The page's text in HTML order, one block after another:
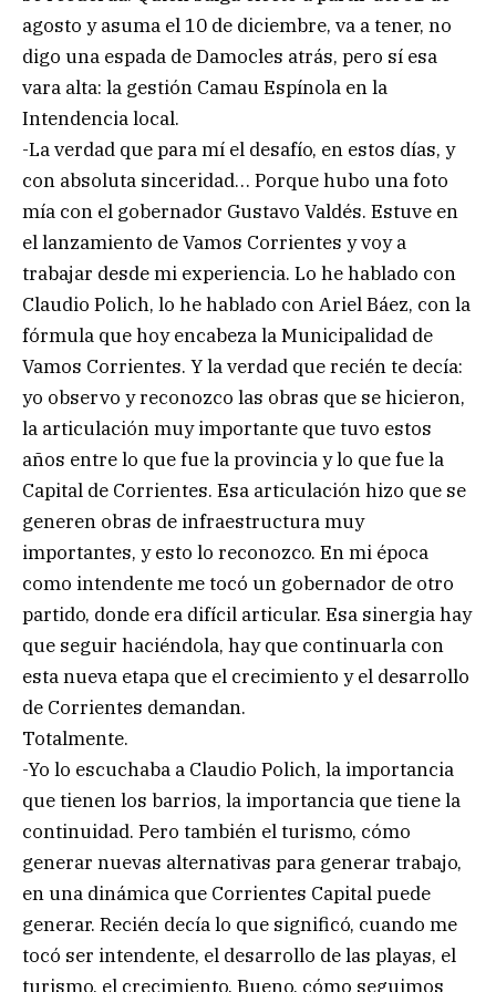
agosto y asuma el 10 de diciembre, va a tener, no
digo una espada de Damocles atrás, pero sí esa
vara alta: la gestión Camau Espínola en la
Intendencia local.
-La verdad que para mí el desafío, en estos días, y
con absoluta sinceridad… Porque hubo una foto
mía con el gobernador Gustavo Valdés. Estuve en
el lanzamiento de Vamos Corrientes y voy a
trabajar desde mi experiencia. Lo he hablado con
Claudio Polich, lo he hablado con Ariel Báez, con la
fórmula que hoy encabeza la Municipalidad de
Vamos Corrientes. Y la verdad que recién te decía:
yo observo y reconozco las obras que se hicieron,
la articulación muy importante que tuvo estos
años entre lo que fue la provincia y lo que fue la
Capital de Corrientes. Esa articulación hizo que se
generen obras de infraestructura muy
importantes, y esto lo reconozco. En mi época
como intendente me tocó un gobernador de otro
partido, donde era difícil articular. Esa sinergia hay
que seguir haciéndola, hay que continuarla con
esta nueva etapa que el crecimiento y el desarrollo
de Corrientes demandan.
Totalmente.
-Yo lo escuchaba a Claudio Polich, la importancia
que tienen los barrios, la importancia que tiene la
continuidad. Pero también el turismo, cómo
generar nuevas alternativas para generar trabajo,
en una dinámica que Corrientes Capital puede
generar. Recién decía lo que significó, cuando me
tocó ser intendente, el desarrollo de las playas, el
turismo, el crecimiento. Bueno, cómo seguimos